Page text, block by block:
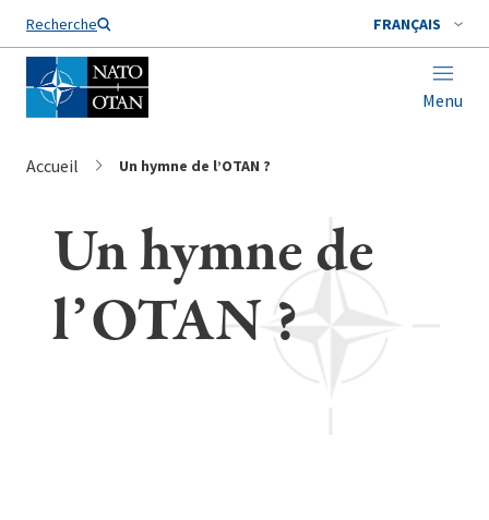
Recherche FRANÇAIS
Menu
Nom de famille*
Accueil Un hymne de l’OTAN ?
Un hymne de
l’OTAN ?